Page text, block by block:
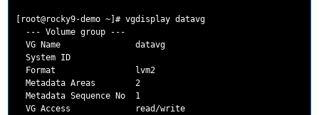
[root@rocky9-demo ~]# vgdisplay datavg
  --- Volume group ---
  VG Name               datavg
  System ID
  Format                lvm2
  Metadata Areas        2
  Metadata Sequence No  1
  VG Access             read/write